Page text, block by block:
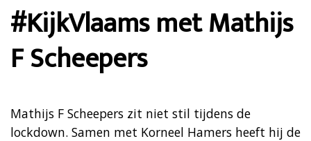
#KijkVlaams met Mathijs
F Scheepers
Mathijs F Scheepers zit niet stil tijdens de
lockdown. Samen met Korneel Hamers heeft hij de